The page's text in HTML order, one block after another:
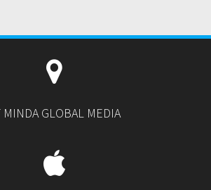
MINDA GLOBAL MEDIA